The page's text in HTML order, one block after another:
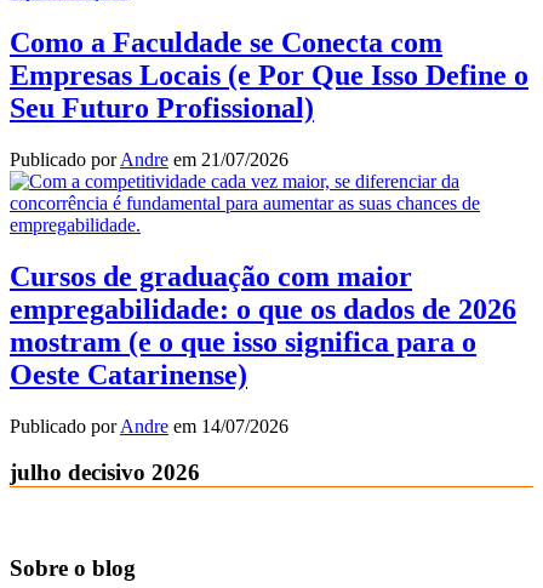
Como a Faculdade se Conecta com
Empresas Locais (e Por Que Isso Define o
Seu Futuro Profissional)
Publicado porAndre em 21/07/2026
Cursos de graduação com maior
empregabilidade: o que os dados de 2026
mostram (e o que isso significa para o
Oeste Catarinense)
Publicado porAndre em 14/07/2026
julho decisivo 2026
Sobre o blog